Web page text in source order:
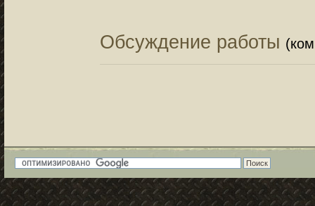
Обсуждение работы